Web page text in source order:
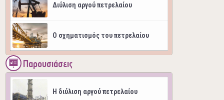
Διύλιση αργού πετρελαίου
Ο σχηματισμός του πετρελαίου
Παρουσιάσεις
H διύλιση αργού πετρελαίου